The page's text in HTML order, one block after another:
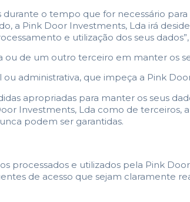
durante o tempo que for necessário
a Pink Door Investments, Lda irá
e utilização dos seus
de um outro terceiro em manter os
administrativa, que impeça a Pink
apropriadas para manter os seus
Investments, Lda como de
podem ser garantidas.
processados e utilizados pela Pink
de acesso que sejam claramente